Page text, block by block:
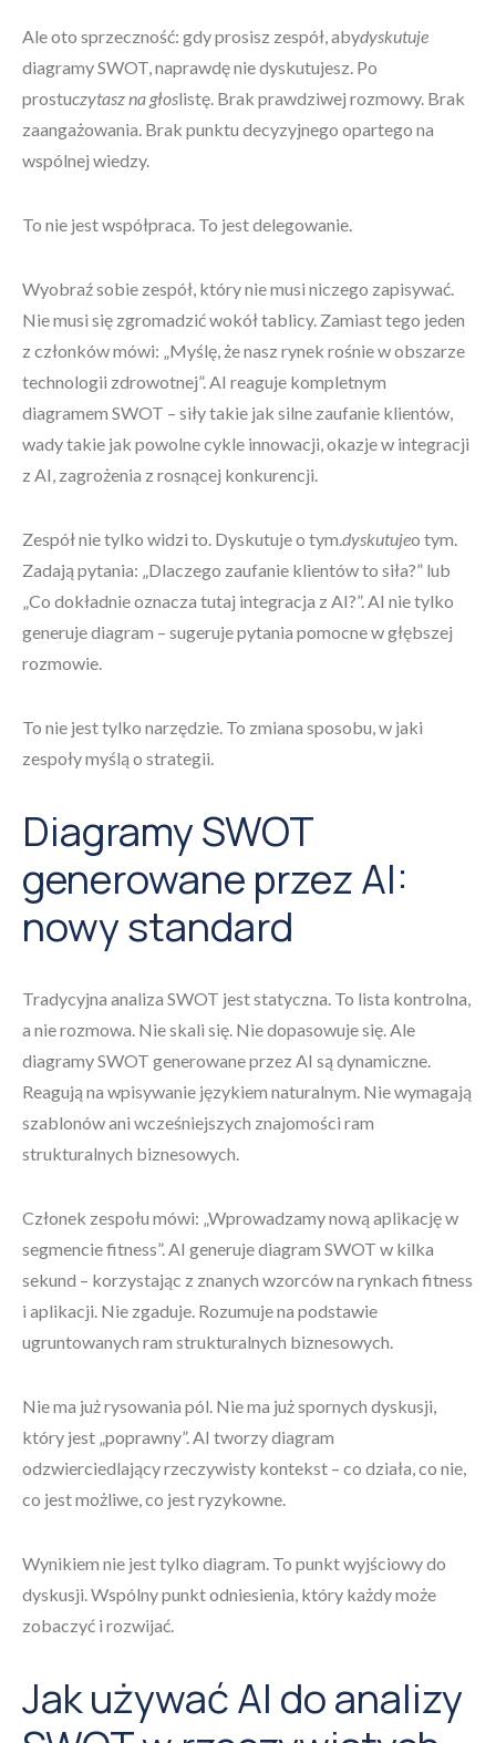
Ale oto sprzeczność: gdy prosisz zespół, abydyskutuje
diagramy SWOT, naprawdę nie dyskutujesz. Po
prostuczytasz na głoslistę. Brak prawdziwej rozmowy. Brak
zaangażowania. Brak punktu decyzyjnego opartego na
wspólnej wiedzy.
To nie jest współpraca. To jest delegowanie.
Wyobraź sobie zespół, który nie musi niczego zapisywać.
Nie musi się zgromadzić wokół tablicy. Zamiast tego jeden
z członków mówi: „Myślę, że nasz rynek rośnie w obszarze
technologii zdrowotnej”. AI reaguje kompletnym
diagramem SWOT – siły takie jak silne zaufanie klientów,
wady takie jak powolne cykle innowacji, okazje w integracji
z AI, zagrożenia z rosnącej konkurencji.
Zespół nie tylko widzi to. Dyskutuje o tym.dyskutujeo tym.
Zadają pytania: „Dlaczego zaufanie klientów to siła?” lub
„Co dokładnie oznacza tutaj integracja z AI?”. AI nie tylko
generuje diagram – sugeruje pytania pomocne w głębszej
rozmowie.
To nie jest tylko narzędzie. To zmiana sposobu, w jaki
zespoły myślą o strategii.
Diagramy SWOT
generowane przez AI:
nowy standard
Tradycyjna analiza SWOT jest statyczna. To lista kontrolna,
a nie rozmowa. Nie skali się. Nie dopasowuje się. Ale
diagramy SWOT generowane przez AI są dynamiczne.
Reagują na wpisywanie językiem naturalnym. Nie wymagają
szablonów ani wcześniejszych znajomości ram
strukturalnych biznesowych.
Członek zespołu mówi: „Wprowadzamy nową aplikację w
segmencie fitness”. AI generuje diagram SWOT w kilka
sekund – korzystając z znanych wzorców na rynkach fitness
i aplikacji. Nie zgaduje. Rozumuje na podstawie
ugruntowanych ram strukturalnych biznesowych.
Nie ma już rysowania pól. Nie ma już spornych dyskusji,
który jest „poprawny”. AI tworzy diagram
odzwierciedlający rzeczywisty kontekst – co działa, co nie,
co jest możliwe, co jest ryzykowne.
Wynikiem nie jest tylko diagram. To punkt wyjściowy do
dyskusji. Wspólny punkt odniesienia, który każdy może
zobaczyć i rozwijać.
Jak używać AI do analizy